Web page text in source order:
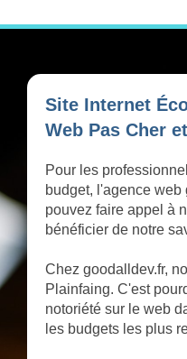
Site Internet
Web Pas Cher
Pour les
budget, l'agence
pouvez faire appel à
bénéficier de notre
Chez goodalldev.fr,
Plainfaing. C'est
notoriété sur le web
les budgets les plus